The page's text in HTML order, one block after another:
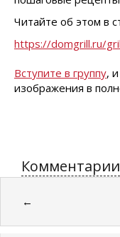
Читайте об этом в
https://domgrill.ru/
Вступите в группу,
изображения в
Комментарии
←